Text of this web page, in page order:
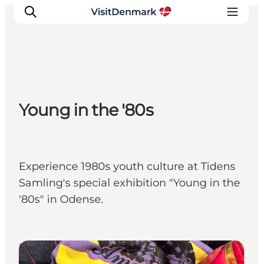
Ispirazioni
Dove andare
Pianifica il viaggio
Young in the '80s
Experience 1980s youth culture at Tidens
Samling's special exhibition "Young in the
'80s" in Odense.
Events